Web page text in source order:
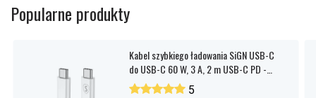
Popularne produkty
Kabel szybkiego ładowania SiGN USB-C
do USB-C 60 W, 3 A, 2 m USB-C PD -
biały
5